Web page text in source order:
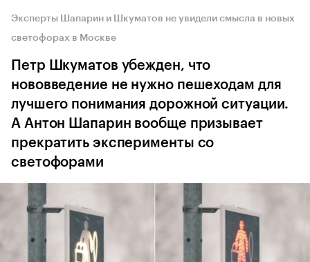
Эксперты Шапарин и Шкуматов не увидели смысла в новых
светофорах в Москве
Петр Шкуматов убежден, что
нововведение не нужно пешеходам для
лучшего понимания дорожной ситуации.
А Антон Шапарин вообще призывает
прекратить эксперименты со
светофорами